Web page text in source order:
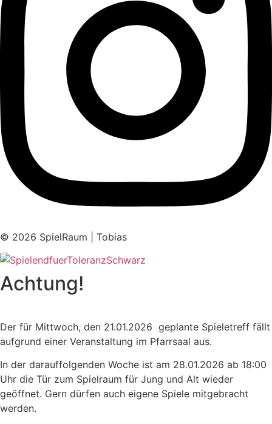
© 2026 SpielRaum | Tobias
Achtung!
Der für Mittwoch, den 21.01.2026 geplante Spieletreff fällt
aufgrund einer Veranstaltung im Pfarrsaal aus.
In der darauffolgenden Woche ist am 28.01.2026 ab 18:00
Uhr die Tür zum Spielraum für Jung und Alt wieder
geöffnet. Gern dürfen auch eigene Spiele mitgebracht
werden.